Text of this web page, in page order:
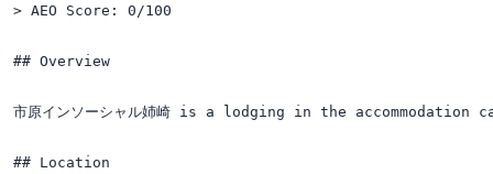
> AEO Score: 0/100
## Overview
市原インソーシャル姉崎 is a lodging in the accommodation
## Location